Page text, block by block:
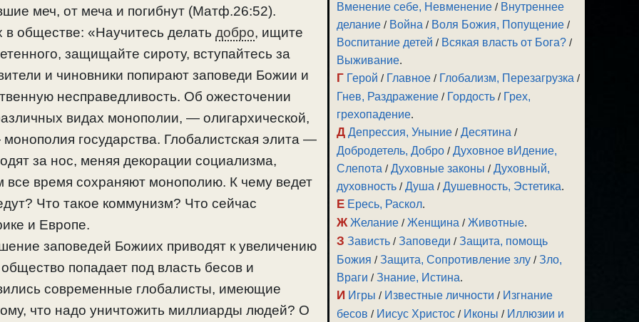
меч, от меча и погибнут (Матф.26:52).
обществе: «Научитесь делать добро, ищите
защищайте сироту, вступайтесь за
и чиновники попирают заповеди Божии и
несправедливость. Об ожесточении
видах монополии, — олигархической,
государства. Глобалистская элита —
за нос, меняя декорации социализма,
все время сохраняют монополию. К чему ведет
Что такое коммунизм? Что сейчас
и Европе.
заповедей Божиих приводят к увеличению
попадает под власть бесов и
современные глобалисты, имеющие
что надо уничтожить миллиарды людей? О
Вменение себе, Невменение / Внутреннее
делание / Война / Воля Божия, Попущение /
Воспитание детей / Всякая власть от Бога? /
Выживание.
Г Герой / Главное / Глобализм, Перезагрузка /
Гнев, Раздражение / Гордость / Грех,
грехопадение.
Д Депрессия, Уныние /Десятина /
Добродетель, Добро /Духовное вИдение,
Слепота /Духовные законы /Духовный,
духовность /Душа /Душевность, Эстетика.
Е Ересь, Раскол.
Ж Желание /Женщина /Животные.
З Зависть /Заповеди /Защита, помощь
Божия /Защита, Сопротивление злу /Зло,
Враги /Знание, Истина.
И Игры / Известные личности / Изгнание
бесов / Иисус Христос / Иконы / Иллюзии и